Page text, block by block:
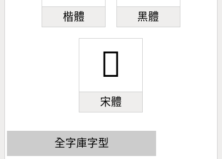
楷體 黑體
󹕤
宋體
全字庫字型